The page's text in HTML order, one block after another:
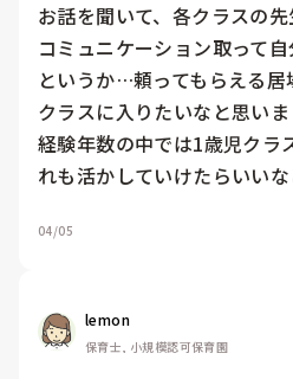
お話を聞いて、各クラスの
コミュニケーション取って
というか…頼ってもらえる
クラスに入りたいなと思い
経験年数の中では1歳児クラ
れも活かしていけたらいいな
04/05
lemon
保育士, 小規模認可保育園